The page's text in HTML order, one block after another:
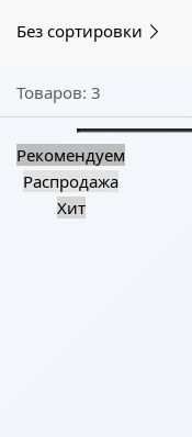
Без сортировки
Товаров: 3
Рекомендуем
Распродажа
Хит